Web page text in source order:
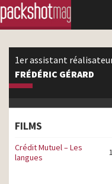
1er assistant
FRÉDÉRIC GÉRARD
FILMS
Crédit Mutuel – Les
langues